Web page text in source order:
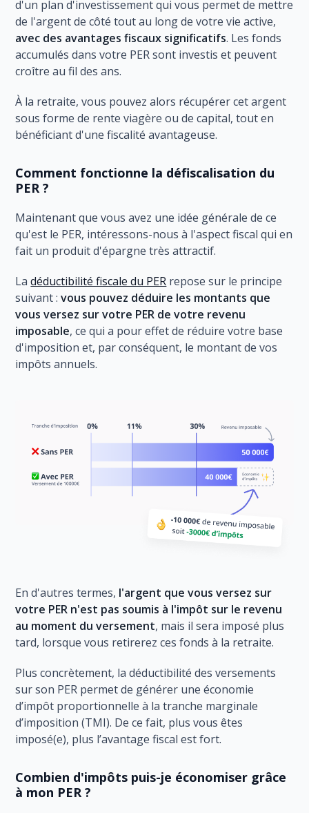
d'un plan d'investissement qui vous permet de mettre
de l'argent de côté tout au long de votre vie active,
avec des avantages fiscaux significatifs. Les fonds
accumulés dans votre PER sont investis et peuvent
croître au fil des ans.
À la retraite, vous pouvez alors récupérer cet argent
sous forme de rente viagère ou de capital, tout en
bénéficiant d'une fiscalité avantageuse.
Comment fonctionne la défiscalisation du
PER ?
Maintenant que vous avez une idée générale de ce
qu'est le PER, intéressons-nous à l'aspect fiscal qui en
fait un produit d'épargne très attractif.
Ladéductibilité fiscale du PER repose sur le principe
suivant :vous pouvez déduire les montants que
vous versez sur votre PER de votre revenu
imposable, ce qui a pour effet de réduire votre base
d'imposition et, par conséquent, le montant de vos
impôts annuels.
En d'autres termes, l'argent que vous versez sur
votre PER n'est pas soumis à l'impôt sur le revenu
au moment du versement, mais il sera imposé plus
tard, lorsque vous retirerez ces fonds à la retraite.
Plus concrètement, la déductibilité des versements
sur son PER permet de générer une économie
d’impôt proportionnelle à la tranche marginale
d’imposition (TMI). De ce fait, plus vous êtes
imposé(e), plus l’avantage fiscal est fort.
Combien d'impôts puis-je économiser grâce
à mon PER ?